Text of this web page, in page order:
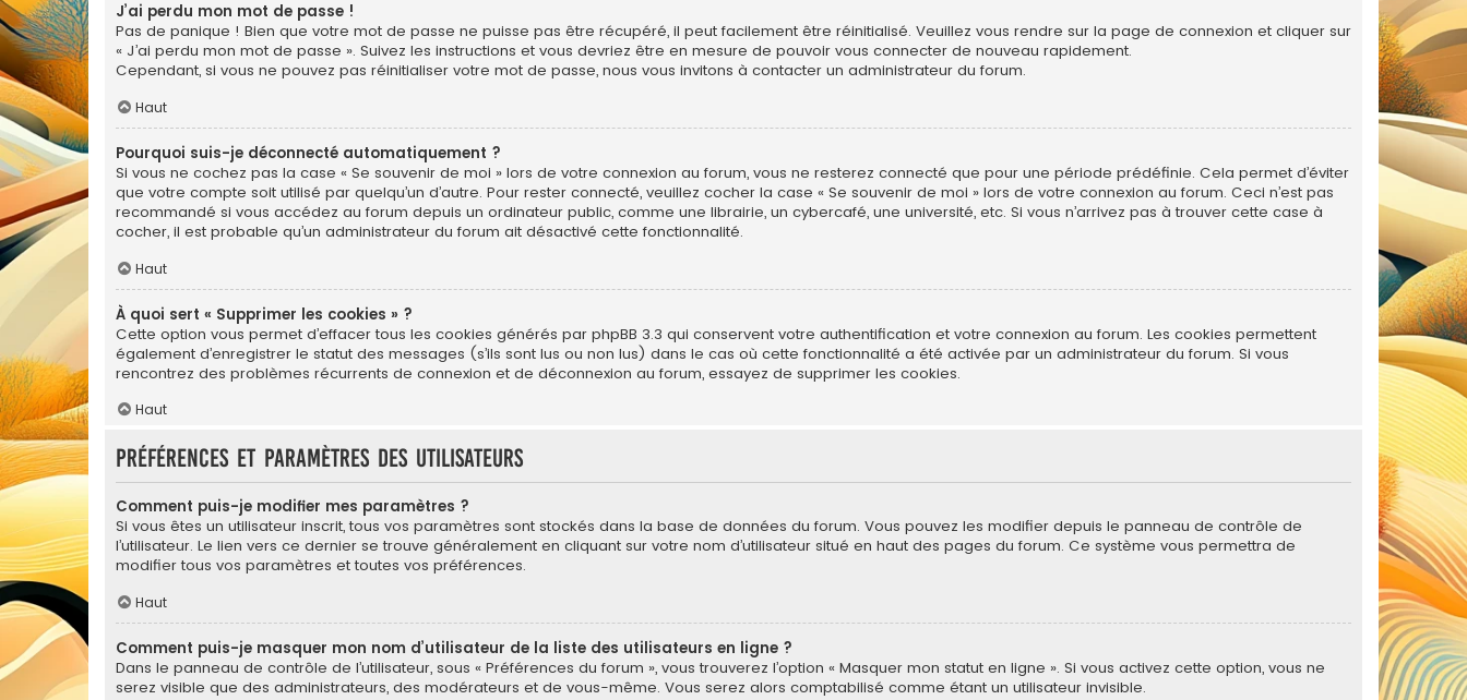
J’ai perdu mon mot de passe !
Pas de panique ! Bien que votre mot de passe ne puisse pas être récupéré, il peut facilement être réinitialisé. Veuillez vous rendre sur la page de connexion et cliquer sur
« J’ai perdu mon mot de passe ». Suivez les instructions et vous devriez être en mesure de pouvoir vous connecter de nouveau rapidement.
Cependant, si vous ne pouvez pas réinitialiser votre mot de passe, nous vous invitons à contacter un administrateur du forum.
Haut
Pourquoi suis-je déconnecté automatiquement ?
Si vous ne cochez pas la case « Se souvenir de moi » lors de votre connexion au forum, vous ne resterez connecté que pour une période prédéfinie. Cela permet d’éviter
que votre compte soit utilisé par quelqu’un d’autre. Pour rester connecté, veuillez cocher la case « Se souvenir de moi » lors de votre connexion au forum. Ceci n’est pas
recommandé si vous accédez au forum depuis un ordinateur public, comme une librairie, un cybercafé, une université, etc. Si vous n’arrivez pas à trouver cette case à
cocher, il est probable qu’un administrateur du forum ait désactivé cette fonctionnalité.
Haut
À quoi sert « Supprimer les cookies » ?
Cette option vous permet d’effacer tous les cookies générés par phpBB 3.3 qui conservent votre authentification et votre connexion au forum. Les cookies permettent
également d’enregistrer le statut des messages (s’ils sont lus ou non lus) dans le cas où cette fonctionnalité a été activée par un administrateur du forum. Si vous
rencontrez des problèmes récurrents de connexion et de déconnexion au forum, essayez de supprimer les cookies.
Haut
Préférences et paramètres des utilisateurs
Comment puis-je modifier mes paramètres ?
Si vous êtes un utilisateur inscrit, tous vos paramètres sont stockés dans la base de données du forum. Vous pouvez les modifier depuis le panneau de contrôle de
l’utilisateur. Le lien vers ce dernier se trouve généralement en cliquant sur votre nom d’utilisateur situé en haut des pages du forum. Ce système vous permettra de
modifier tous vos paramètres et toutes vos préférences.
Haut
Comment puis-je masquer mon nom d’utilisateur de la liste des utilisateurs en ligne ?
Dans le panneau de contrôle de l’utilisateur, sous « Préférences du forum », vous trouverez l’option « Masquer mon statut en ligne ». Si vous activez cette option, vous ne
serez visible que des administrateurs, des modérateurs et de vous-même. Vous serez alors comptabilisé comme étant un utilisateur invisible.